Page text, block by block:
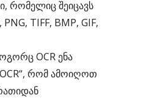
რომელიც შეიცავს
TIFF, BMP, GIF,
OCR ენა
რომ ამოიღოთ